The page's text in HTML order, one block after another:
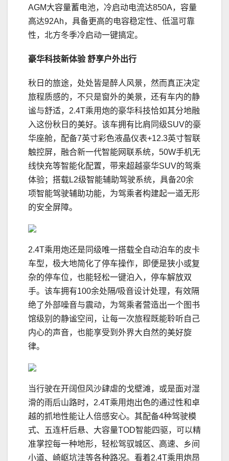
AGM大容量蓄电池，冷启动电流达850A，容量
高达92Ah，具备更高的电容稳定性、低温可靠
性，北方冬季冷启动一键搞定。
豪华科技新体验舒享户外出行
秋日的旅途，处处皆是醉人风景，然而真正决定
旅程质感的，不只是窗外的美景，还有车内的静
谧与舒适，2.4T乘用炮的豪华科技恰如其分地融
入这份秋日的美好。该车拥有比肩同级SUV的豪
华座舱，配备7英寸彩色液晶仪表+12.3英寸智联
触控屏，融合新一代智能网联系统，50W手机无
线快充等智能化配置，带来超越豪华SUV的驾乘
体验；搭载L2级智能辅助驾驶系统，具备20余
项智能驾驶辅助功能，为驾乘者构建起一道无形
的安全屏障。
2.4T乘用炮还是同级唯一搭载全自动泊车的皮卡
车型，极大地简化了停车操作，即便是狭小或复
杂的停车位，也能轻松一键泊入，停车解放双
手。该车拥有100余处隔/吸音设计处理，有效隔
绝了外部噪音与震动，为驾乘者营造出一个图书
馆级别的静谧空间，让每一次旅程既能聆听自己
内心的声音，也能享受到外界大自然的美好旋
律。
当行驶在开阔但风沙肆虐的戈壁滩，或是面对湿
滑的雨后山路时，2.4T乘用炮出色的通过性和卓
越的抓地性能让人倍感安心。其配备4种驾驶模
式、五连杆后悬、大容量TOD智能四驱，可以精
准掌控每一种地形，轻松驾驭城区、高速、乡间
小道、崎岖坑洼等各种路况。看着2.4T乘用炮昂